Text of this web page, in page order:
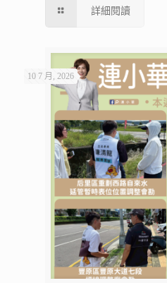
詳細閱讀
10 7 月, 2026